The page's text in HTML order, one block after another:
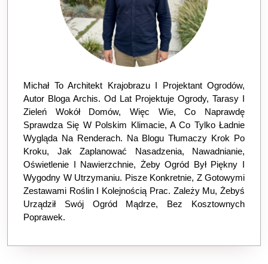
Michał To Architekt Krajobrazu I Projektant Ogrodów,
Autor Bloga Archis. Od Lat Projektuje Ogrody, Tarasy I
Zieleń Wokół Domów, Więc Wie, Co Naprawdę
Sprawdza Się W Polskim Klimacie, A Co Tylko Ładnie
Wygląda Na Renderach. Na Blogu Tłumaczy Krok Po
Kroku, Jak Zaplanować Nasadzenia, Nawadnianie,
Oświetlenie I Nawierzchnie, Żeby Ogród Był Piękny I
Wygodny W Utrzymaniu. Pisze Konkretnie, Z Gotowymi
Zestawami Roślin I Kolejnością Prac. Zależy Mu, Żebyś
Urządził Swój Ogród Mądrze, Bez Kosztownych
Poprawek.